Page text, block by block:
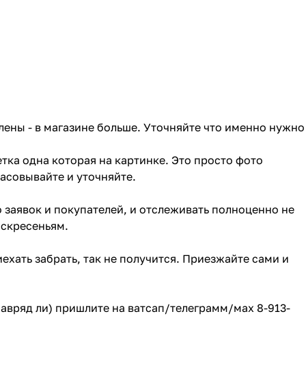
- в магазине больше. Уточняйте что именно нужно
одна которая на картинке. Это просто фото
и уточняйте.
и покупателей, и отслеживать полноценно не
забрать, так не получится. Приезжайте сами и
ли) пришлите на ватсап/телеграмм/мах 8-913-